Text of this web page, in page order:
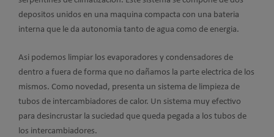
depositos unidos en una maquina compacta con una bateria
interna que le da autonomia tanto de agua como de energia.
Asi podemos limpiar los evaporadores y condensadores de
dentro a fuera de forma que no dañamos la parte electrica de los
mismos. Como novedad, presenta un sistema de limpieza de
tubos de intercambiadores de calor. Un sistema muy efectivo
para desincrustar la suciedad que queda pegada a los tubos de
los intercambiadores.